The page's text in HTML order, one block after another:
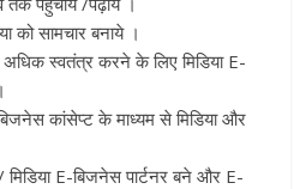
को सामचार बनाये ।
अधिक स्वतंत्र करने के लिए मिडिया E-
कांसेप्ट के माध्यम से मिडिया और
मिडिया E-बिजनेस पार्टनर बने और E-